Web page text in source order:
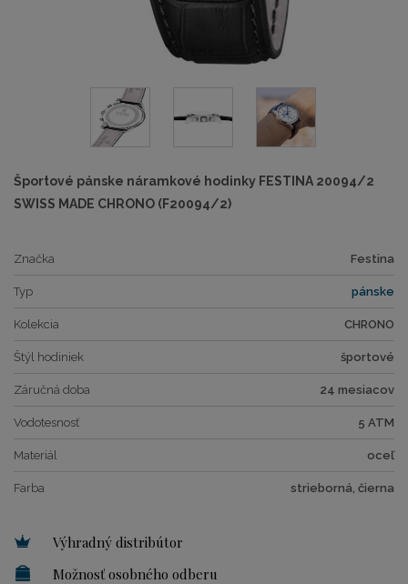
Športové pánske náramkové hodinky FESTINA 20094/2
SWISS MADE CHRONO (F20094/2)
Značka Festina
Typ pánske
Kolekcia CHRONO
Štýl hodiniek športové
Záručná doba 24 mesiacov
Vodotesnosť 5 ATM
Materiál oceľ
Farba strieborná, čierna
Výhradný distribútor
Možnosť osobného odberu